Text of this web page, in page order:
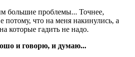
большие проблемы... Точнее,
что на меня накинулись, а
которые гадить не надо.
и говорю, и думаю...